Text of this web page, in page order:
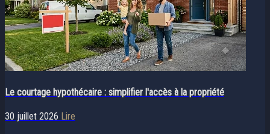
Le courtage hypothécaire : simplifier l'accès à la propriété
30 juillet 2026 Lire